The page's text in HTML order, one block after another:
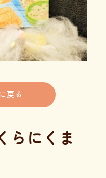
戻る
らにくま